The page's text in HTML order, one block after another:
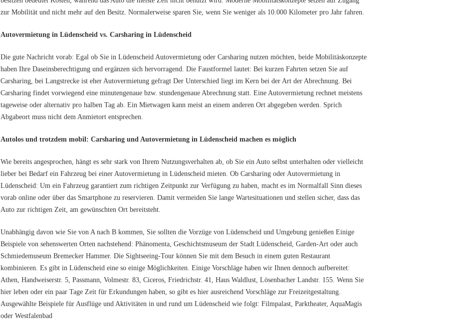
zur Mobilität und nicht mehr auf den Besitz. Normalerweise sparen Sie, wenn Sie weniger als 10.000 Kilometer pro Jahr fahren.
Autovermietung in Lüdenscheid vs. Carsharing in Lüdenscheid
Die gute Nachricht vorab: Egal ob Sie in Lüdenscheid Autovermietung oder Carsharing nutzen möchten, beide Mobilitäskonzepte
haben Ihre Daseinsberechtigung und ergänzen sich hervorragend. Die Faustformel lautet: Bei kurzen Fahrten setzen Sie auf
Carsharing, bei Langstrecke ist eher Autovermietung gefragt Der Unterschied liegt im Kern bei der Art der Abrechnung. Bei
Carsharing findet vorwiegend eine minutengenaue bzw. stundengenaue Abrechnung statt. Eine Autovermietung rechnet meistens
tageweise oder alternativ pro halben Tag ab. Ein Mietwagen kann meist an einem anderen Ort abgegeben werden. Sprich
Abgabeort muss nicht dem Anmietort entsprechen.
Autolos und trotzdem mobil: Carsharing und Autovermietung in Lüdenscheid machen es möglich
Wie bereits angesprochen, hängt es sehr stark von Ihrem Nutzungsverhalten ab, ob Sie ein Auto selbst unterhalten oder vielleicht
lieber bei Bedarf ein Fahrzeug bei einer Autovermietung in Lüdenscheid mieten. Ob Carsharing oder Autovermietung in
Lüdenscheid: Um ein Fahrzeug garantiert zum richtigen Zeitpunkt zur Verfügung zu haben, macht es im Normalfall Sinn dieses
vorab online oder über das Smartphone zu reservieren. Damit vermeiden Sie lange Wartesituationen und stellen sicher, dass das
Auto zur richtigen Zeit, am gewünschten Ort bereitsteht.
Unabhängig davon wie Sie von A nach B kommen, Sie sollten die Vorzüge von Lüdenscheid und Umgebung genießen Einige
Beispiele von sehenswerten Orten nachstehend: Phänomenta, Geschichtsmuseum der Stadt Lüdenscheid, Garden-Art oder auch
Schmiedemuseum Bremecker Hammer. Die Sightseeing-Tour können Sie mit dem Besuch in einem guten Restaurant
kombinieren. Es gibt in Lüdenscheid eine so einige Möglichkeiten. Einige Vorschläge haben wir Ihnen dennoch aufbereitet:
Athen, Handweiserstr. 5, Passmann, Volmestr. 83, Ciceros, Friedrichstr. 41, Haus Waldlust, Lösenbacher Landstr. 155. Wenn Sie
hier leben oder ein paar Tage Zeit für Erkundungen haben, so gibt es hier ausreichend Vorschläge zur Freizeitgestaltung.
Ausgewählte Beispiele für Ausflüge und Aktivitäten in und rund um Lüdenscheid wie folgt: Filmpalast, Parktheater, AquaMagis
oder Westfalenbad